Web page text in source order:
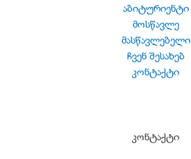
აბიტურიენტი
მოსწავლე
მასწავლებელი
ჩვენ შესახებ
კონტაქტი
კონტაქტი